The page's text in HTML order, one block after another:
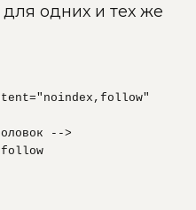
одних и тех же
-->
follow